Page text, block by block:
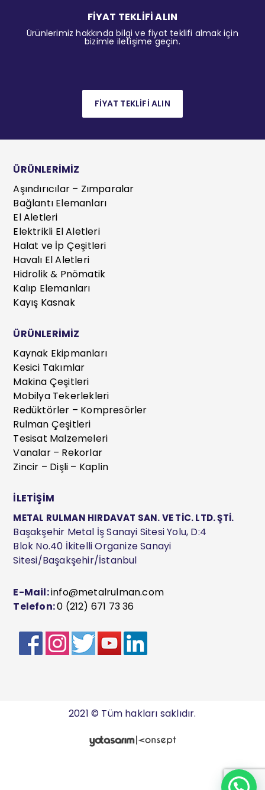
FİYAT TEKLİFİ ALIN
Ürünlerimiz hakkında bilgi ve fiyat teklifi almak için
bizimle iletişime geçin.
FİYAT TEKLİFİ ALIN
ÜRÜNLERİMİZ
Aşındırıcılar – Zımparalar
Bağlantı Elemanları
El Aletleri
Elektrikli El Aletleri
Halat ve İp Çeşitleri
Havalı El Aletleri
Hidrolik & Pnömatik
Kalıp Elemanları
Kayış Kasnak
ÜRÜNLERİMİZ
Kaynak Ekipmanları
Kesici Takımlar
Makina Çeşitleri
Mobilya Tekerlekleri
Redüktörler – Kompresörler
Rulman Çeşitleri
Tesisat Malzemeleri
Vanalar – Rekorlar
Zincir – Dişli – Kaplin
İLETİŞİM
METAL RULMAN HIRDAVAT SAN. VE TİC. LTD. ŞTİ.
Başakşehir Metal İş Sanayi Sitesi Yolu, D:4
Blok No.40 İkitelli Organize Sanayi
Sitesi/Başakşehir/İstanbul
E-Mail:info@metalrulman.com
Telefon:0 (212) 671 73 36
2021 © Tüm hakları saklıdır.